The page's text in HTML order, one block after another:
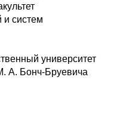
и систем
университет
А. Бонч-Бруевича